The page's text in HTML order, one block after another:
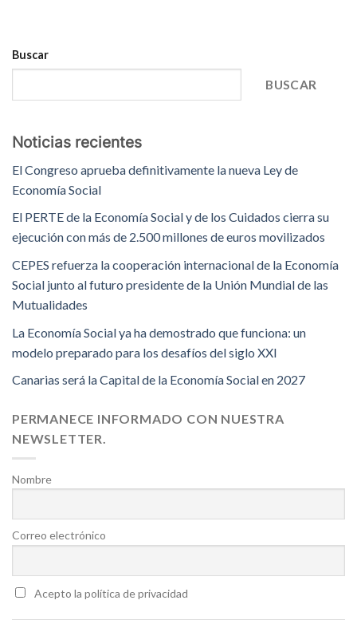
Buscar
BUSCAR
Noticias recientes
El Congreso aprueba definitivamente la nueva Ley de
Economía Social
El PERTE de la Economía Social y de los Cuidados cierra su
ejecución con más de 2.500 millones de euros movilizados
CEPES refuerza la cooperación internacional de la Economía
Social junto al futuro presidente de la Unión Mundial de las
Mutualidades
La Economía Social ya ha demostrado que funciona: un
modelo preparado para los desafíos del siglo XXI
Canarias será la Capital de la Economía Social en 2027
PERMANECE INFORMADO CON NUESTRA
NEWSLETTER.
Nombre
Correo electrónico
Acepto la política de privacidad